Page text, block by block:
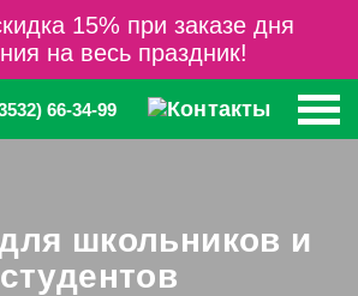
15% при заказе дня
на весь праздник!
66-34-99
школьников и
студентов